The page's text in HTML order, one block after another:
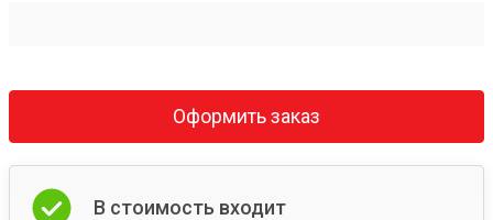
Оформить заказ
В стоимость входит